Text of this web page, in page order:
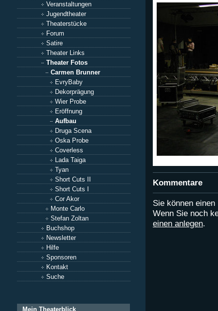
Veranstaltungen
Jugendtheater
Theaterstücke
Forum
Satire
Theater Links
Theater Fotos
Carmen Brunner
EvryBaby
Dekorprägung
Wier Probe
Eröffnung
Aufbau
Druga Scena
Oska Probe
Coverless
Lada Taiga
Tyan
Short Cuts II
Short Cuts I
Cor Akor
Monte Carlo
Stefan Zoltan
Buchshop
Newsletter
Hilfe
Sponsoren
Kontakt
Suche
Mein Theaterblick
Kommentare
Sie können
Wenn Sie noch
einen anlegen.